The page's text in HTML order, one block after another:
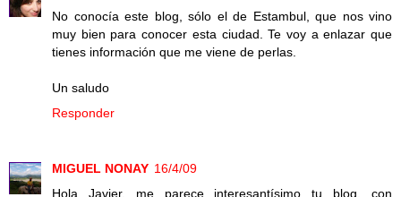
No conocía este blog, sólo el de Estambul, que nos vino
muy bien para conocer esta ciudad. Te voy a enlazar que
tienes información que me viene de perlas.
Un saludo
Responder
MIGUEL NONAY 16/4/09
Hola Javier, me parece interesantísimo tu blog, con